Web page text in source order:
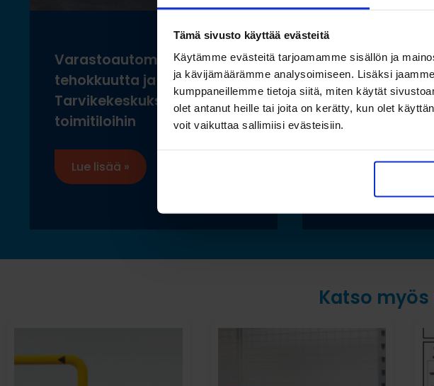
Tämä sivusto käyttää evästeitä
Käytämme evästeitä tarjoamamme sisällön ja
ja kävijämäärämme analysoimiseen. Lisäksi
kumppaneillemme tietoja siitä, miten käytät
olet antanut heille tai joita on kerätty, kun olet
voit vaikuttaa sallimiisi evästeisiin.
Varastoautomaatilla
tehokkuutta ja ergonomiaa
Tarvikekeskuksen uusiin
toimitiloihin
Lue lisää »
Toimivat
pitkälle
Raudan
laajentuessa
Lue lisää »
Katso